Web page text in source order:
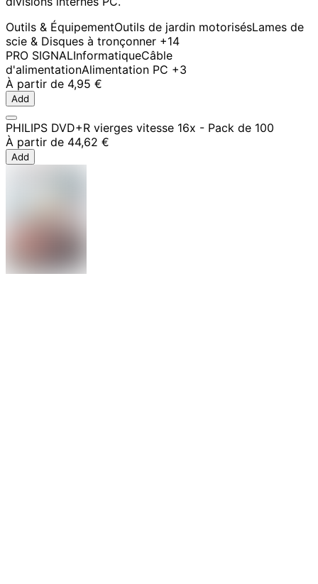
Outils & ÉquipementOutils de jardin motorisésLames de
scie & Disques à tronçonner +14
PRO SIGNALInformatiqueCâble
d'alimentationAlimentation PC +3
À partir de 4,95 €
Add
PHILIPS DVD+R vierges vitesse 16x - Pack de 100
À partir de 44,62 €
Add